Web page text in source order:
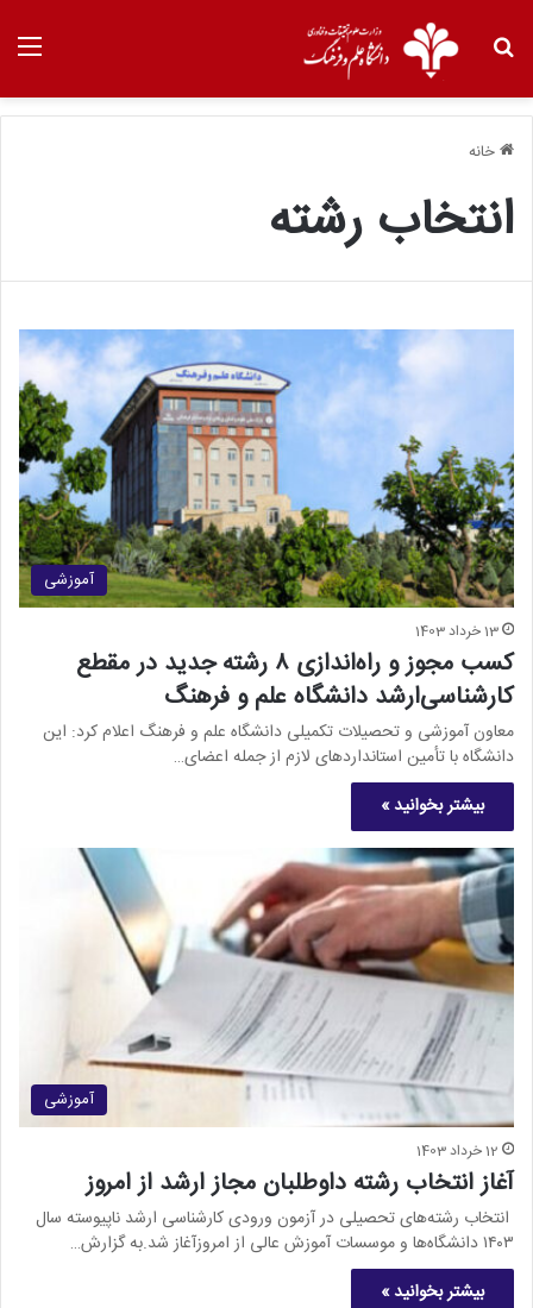
خانه
انتخاب رشته
آموزشی
13 خرداد 1403
کسب مجوز و راه‌اندازی ۸ رشته جدید در مقطع
کارشناسی‌ارشد دانشگاه علم و فرهنگ
معاون آموزشی و تحصیلات تکمیلی دانشگاه علم و فرهنگ اعلام کرد: این
دانشگاه با تأمین استانداردهای لازم از جمله اعضای…
بیشتر بخوانید »
آموزشی
12 خرداد 1403
آغاز انتخاب رشته داوطلبان مجاز ارشد از امروز
انتخاب رشته‌های تحصیلی در آزمون ورودی کارشناسی ارشد ناپیوسته سال
۱۴۰۳ دانشگاه‌ها و موسسات آموزش عالی از امروزآغاز شد.به گزارش…
بیشتر بخوانید »